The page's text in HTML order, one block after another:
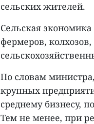
сельских жителей.
Сельская
фермеров,
По словам
крупных
среднему бизнесу,
Тем не менее, при